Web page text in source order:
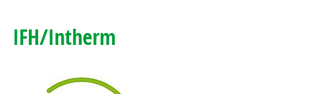
IFH/Intherm